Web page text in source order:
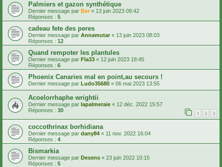
Palmiers et gazon synthétique
Dernier message par Ber « 13 juin 2023 09:42
Réponses : 5
cadeau fete des peres
Dernier message par Annamutar« 13 juin 2023 08:03
Réponses : 12
Quand rempoter les plantules
Dernier message par Fla33 « 12 juin 2023 18:45
Réponses : 6
Phoenix Canaries mal en point,au secours !
Dernier message par Ludo35680 « 06 mai 2023 13:55
Acoelorrhaphe wrightii
Dernier message par lapalmeraie « 12 déc. 2022 15:57
Réponses : 30 1 2 3
coccothrinax borhidiana
Dernier message par dany84 « 11 nov. 2022 16:04
Réponses : 4
Bismarkia
Dernier message par Desens « 23 juin 2022 10:15
Réponses : 5